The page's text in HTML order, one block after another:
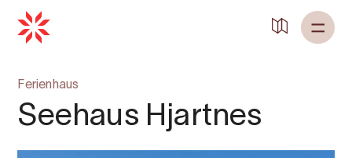
Ferienhaus
Seehaus Hjartnes